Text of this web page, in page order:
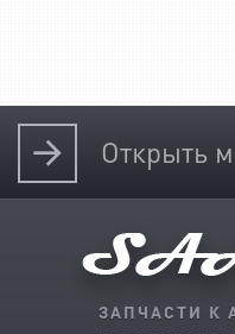
Открыть
ЗАПЧАСТИ К